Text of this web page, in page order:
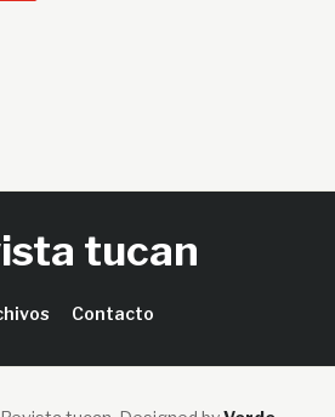
tucan
Contacto